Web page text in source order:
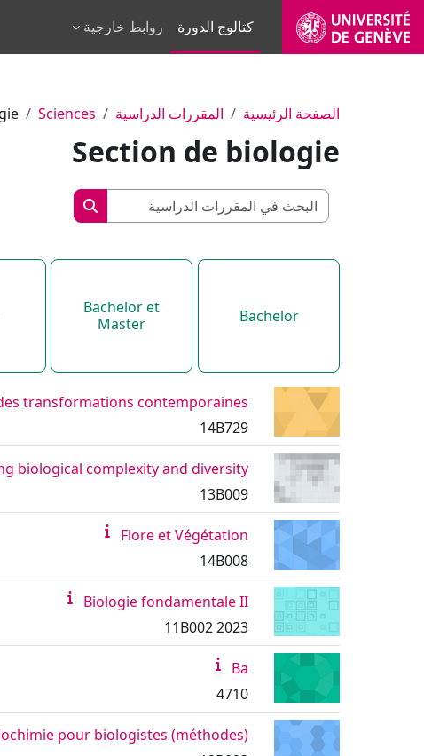
تخطى إلى المحتوى الرئيسي
كتالوج الدورة
روابط خارجية
الصفحة الرئيسية المقررات الدراسية Sciences
Section de biologie
البحث في
البحث في
Bachelor
Bachelor et
Master
transformations contemporaines
14B729
biological complexity and diversity
13B009
Flore et Végétation
14B008
Biologie fondamentale II
11B002 2023
Ba
4710
pour biologistes (méthodes)